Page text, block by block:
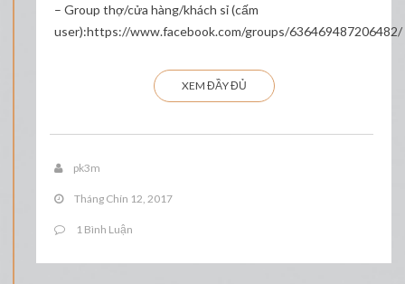
– Group thợ/cửa hàng/khách sỉ (cấm
user):https://www.facebook.com/groups/636469487206482/
XEM ĐẦY ĐỦ
pk3m
Tháng Chín 12, 2017
1 Bình Luận